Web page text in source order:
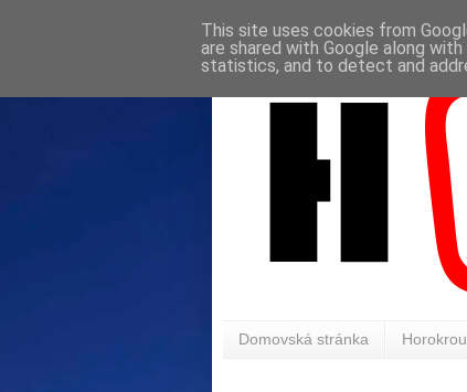
Domovská stránka
This site uses cookies from
are shared with Google along
statistics, and to detect and